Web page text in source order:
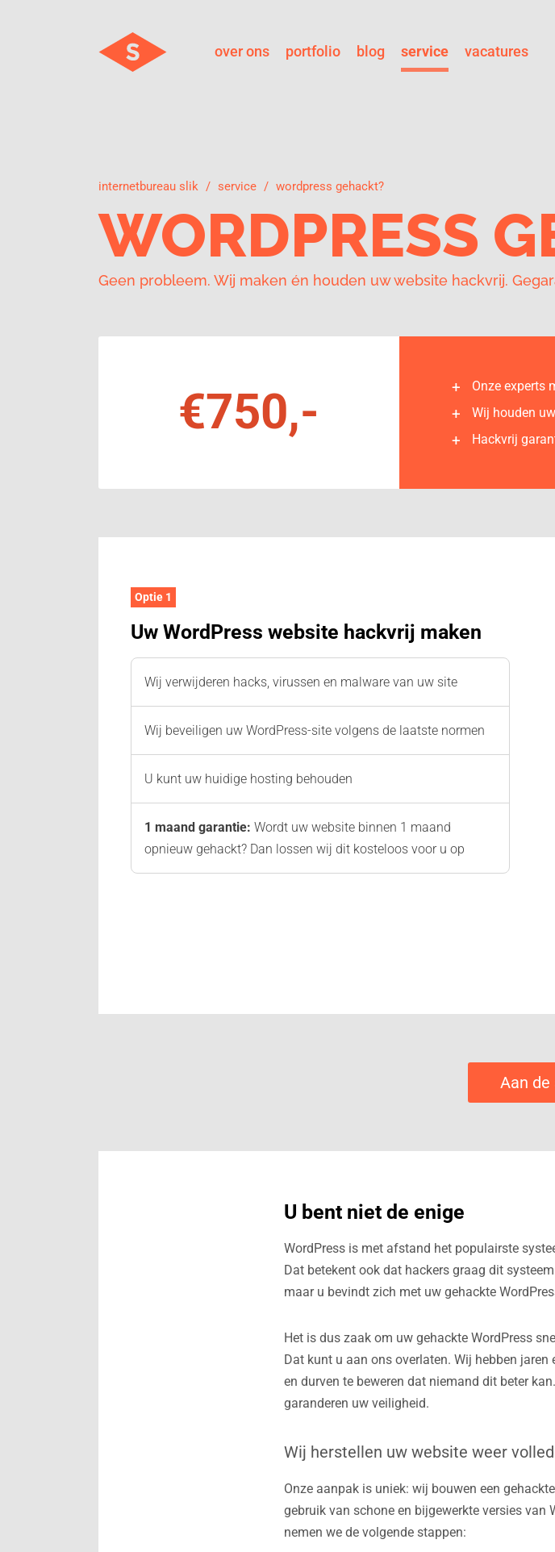
over ons portfolio blog service vacatures
internetbureau slik service wordpress gehackt?
WORDPRESS
Geen probleem. Wij maken én houden uw website hackvrij.
€750,-
Onze experts
Wij houden
Hackvrij
Optie 1
Uw WordPress website hackvrij maken
Wij verwijderen hacks, virussen en malware van uw site
Wij beveiligen uw WordPress-site volgens de laatste normen
U kunt uw huidige hosting behouden
1 maand garantie: Wordt uw website binnen 1 maand
opnieuw gehackt? Dan lossen wij dit kosteloos voor u op
Aan de
U bent niet de enige
WordPress is met afstand het populairste
Dat betekent ook dat hackers graag dit
maar u bevindt zich met uw gehackte
Het is dus zaak om uw gehackte WordPress
Dat kunt u aan ons overlaten. Wij hebben
en durven te beweren dat niemand dit beter
garanderen uw veiligheid.
Wij herstellen uw website weer
Onze aanpak is uniek: wij bouwen een
gebruik van schone en bijgewerkte versies van
nemen we de volgende stappen: